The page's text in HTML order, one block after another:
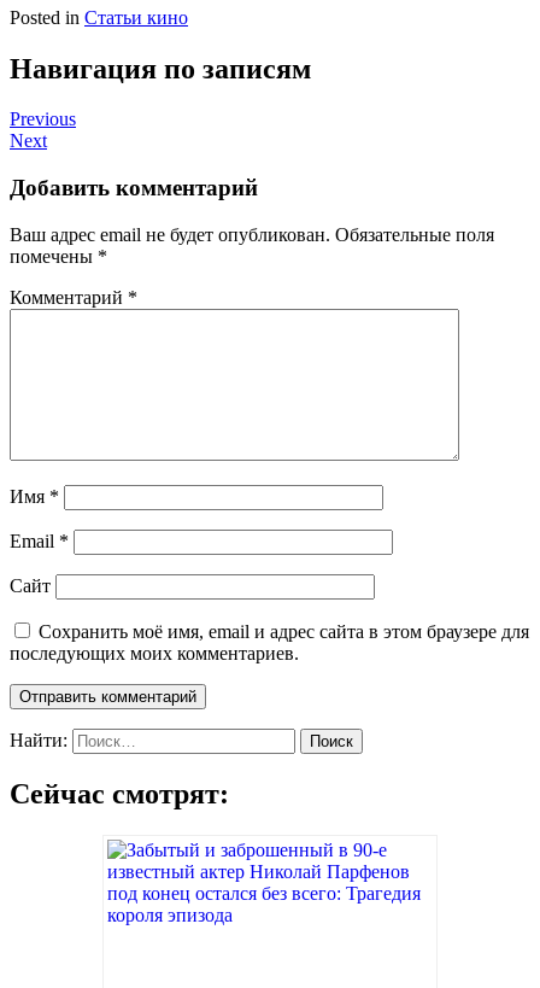
Posted in Статьи кино
Навигация по записям
Previous
Next
Добавить комментарий
Ваш адрес email не будет опубликован. Обязательные поля
помечены *
Комментарий *
Имя *
Email *
Сайт
Сохранить моё имя, email и адрес сайта в этом браузере для
последующих моих комментариев.
Найти:
Сейчас смотрят: